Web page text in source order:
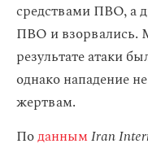
средствами ПВО, а
ПВО и взорвались.
результате атаки
однако нападение
жертвам.
ПоданнымIran